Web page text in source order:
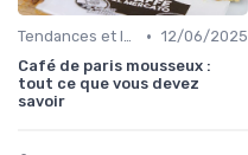
Tendances et Innovations CHR • 12/06/2025
Café de paris mousseux :
tout ce que vous devez
savoir